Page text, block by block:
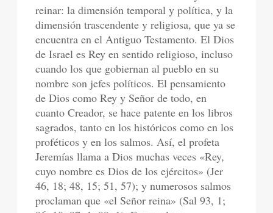
reinar: la dimensión temporal y política, y la
dimensión trascendente y religiosa, que ya se
encuentra en el Antiguo Testamento. El Dios
de Israel es Rey en sentido religioso, incluso
cuando los que gobiernan al pueblo en su
nombre son jefes políticos. El pensamiento
de Dios como Rey y Señor de todo, en
cuanto Creador, se hace patente en los libros
sagrados, tanto en los históricos como en los
proféticos y en los salmos. Así, el profeta
Jeremías llama a Dios muchas veces «Rey,
cuyo nombre es Dios de los ejércitos» (Jer
46, 18; 48, 15; 51, 57); y numerosos salmos
proclaman que «el Señor reina» (Sal 93, 1;